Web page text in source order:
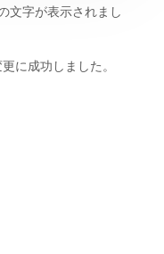
文字が表示されまし
に成功しました。